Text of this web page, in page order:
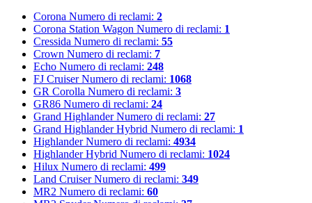
Corona Numero di reclami: 2
Corona Station Wagon Numero di reclami: 1
Cressida Numero di reclami: 55
Crown Numero di reclami: 7
Echo Numero di reclami: 248
FJ Cruiser Numero di reclami: 1068
GR Corolla Numero di reclami: 3
GR86 Numero di reclami: 24
Grand Highlander Numero di reclami: 27
Grand Highlander Hybrid Numero di reclami: 1
Highlander Numero di reclami: 4934
Highlander Hybrid Numero di reclami: 1024
Hilux Numero di reclami: 499
Land Cruiser Numero di reclami: 349
MR2 Numero di reclami: 60